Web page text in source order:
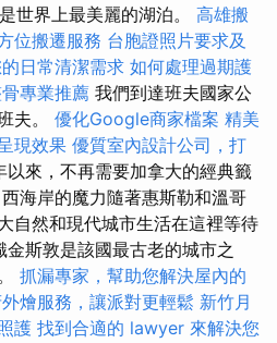
世界上最美麗的湖泊。 高雄搬
位搬遷服務 台胞證照片要求及
日常清潔需求 如何處理過期護
專業推薦 我們到達班夫國家公
夫。 優化Google商家檔案 精美
現效果 優質室內設計公司，打
以來，不再需要加拿大的經典籤
海岸的魔力隨著惠斯勒和溫哥
自然和現代城市生活在這裡等待
金斯敦是該國最古老的城市之
抓漏專家，幫助您解決屋內的
燴服務，讓派對更輕鬆 新竹月
護 找到合適的 lawyer 來解決您